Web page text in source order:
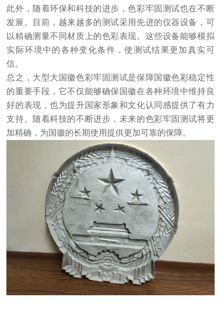
此外，随着环保和科技的进步，色彩牢固测试也在不断
发展。目前，越来越多的测试采用先进的仪器设备，可
以精确测量不同材质上的色彩表现。这些设备能够模拟
实际环境中的各种变化条件，使测试结果更加真实可
信。
总之，大型大国徽色彩牢固测试是保障国徽色彩稳定性
的重要手段，它不仅能够确保国徽在各种环境中维持良
好的表现，也为提升国家形象和文化认同感提供了有力
支持。随着科技的不断进步，未来的色彩牢固测试将更
加精确，为国徽的长期使用提供更加可靠的保障。